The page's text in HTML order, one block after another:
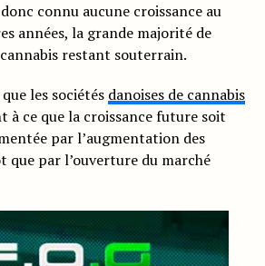
connu aucune croissance au
années, la grande majorité de
restant souterrain.
les sociétés danoises de cannabis
à ce que la croissance future soit
par l’augmentation des
par l’ouverture du marché